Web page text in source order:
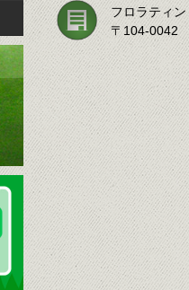
フロラティ
〒104-0042